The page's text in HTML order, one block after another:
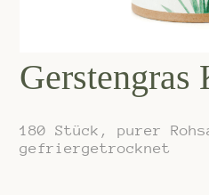
Gerstengras
180 Stück, purer
gefriergetrocknet